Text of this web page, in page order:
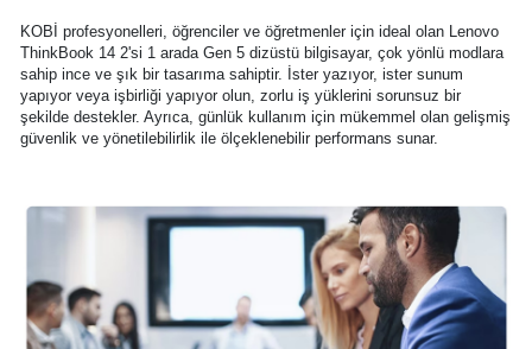
KOBİ profesyonelleri, öğrenciler ve öğretmenler için ideal olan Lenovo
ThinkBook 14 2'si 1 arada Gen 5 dizüstü bilgisayar, çok yönlü modlara
sahip ince ve şık bir tasarıma sahiptir. İster yazıyor, ister sunum
yapıyor veya işbirliği yapıyor olun, zorlu iş yüklerini sorunsuz bir
şekilde destekler. Ayrıca, günlük kullanım için mükemmel olan gelişmiş
güvenlik ve yönetilebilirlik ile ölçeklenebilir performans sunar.